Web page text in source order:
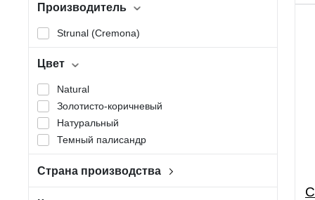
Производитель
Strunal (Cremona)
Цвет
Natural
Золотисто-коричневый
Натуральный
Темный палисандр
Страна производства